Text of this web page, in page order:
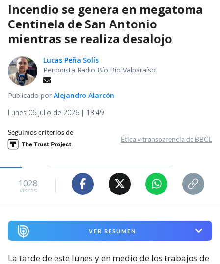
Incendio se genera en megatoma
Centinela de San Antonio
mientras se realiza desalojo
Lucas Peña Solís
Periodista Radio Bío Bío Valparaíso
Publicado por Alejandro Alarcón
Lunes 06 julio de 2026 | 13:49
Seguimos criterios de
Ética y transparencia de BBCL
1028
visitas
VER RESUMEN
La tarde de este lunes y en medio de los trabajos de